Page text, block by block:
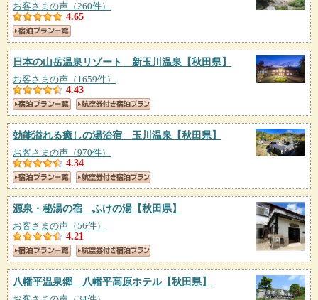
お客さまの声（260件）
4.65
日本の山岳温泉リゾート 新玉川温泉 【秋田県】
お客さまの声（1659件）
4.43
効能溢れる癒しの湯治宿 玉川温泉 【秋田県】
お客さまの声（970件）
4.34
源泉・秘湯の宿 ふけの湯【秋田県】
お客さまの声（56件）
4.21
八幡平温泉郷 八幡平高原ホテル【秋田県】